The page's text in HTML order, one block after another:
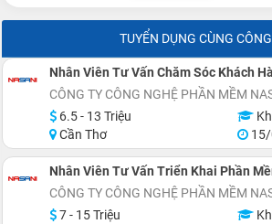
TUYỂN DỤNG CÙNG
Nhân Viên Tư Vấn Chăm Sóc Khách
CÔNG TY CÔNG NGHỆ PHẦN MỀM
6.5 - 13 Triệu
Cần Thơ
15/
Nhân Viên Tư Vấn Triển Khai Phần
CÔNG TY CÔNG NGHỆ PHẦN MỀM
7 - 15 Triệu